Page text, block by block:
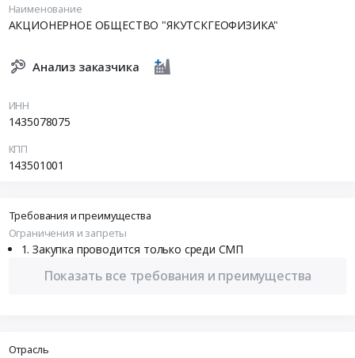
Наименование
АКЦИОНЕРНОЕ ОБЩЕСТВО "ЯКУТСКГЕОФИЗИКА"
Анализ заказчика
ИНН
1435078075
КПП
143501001
Требования и преимущества
Ограничения и запреты
Закупка проводится только среди СМП
Показать все требования и преимущества
Отрасль